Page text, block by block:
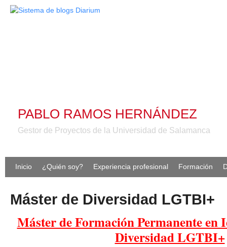
PABLO RAMOS HERNÁNDEZ
Gestor de Proyectos de la Universidad de Salamanca
Inicio ¿Quién soy? Experiencia profesional Formación
Máster de Diversidad LGTBI+
Máster de Formación Permanente en
Diversidad LGTBI+